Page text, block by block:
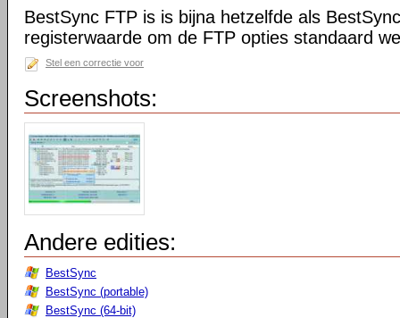
BestSync FTP is is bijna hetzelfde als
registerwaarde om de FTP opties standaard
Stel een correctie voor
Screenshots:
Andere edities:
BestSync
BestSync (portable)
BestSync (64-bit)